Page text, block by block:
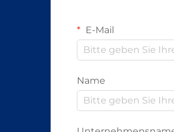
E-Mail
Name